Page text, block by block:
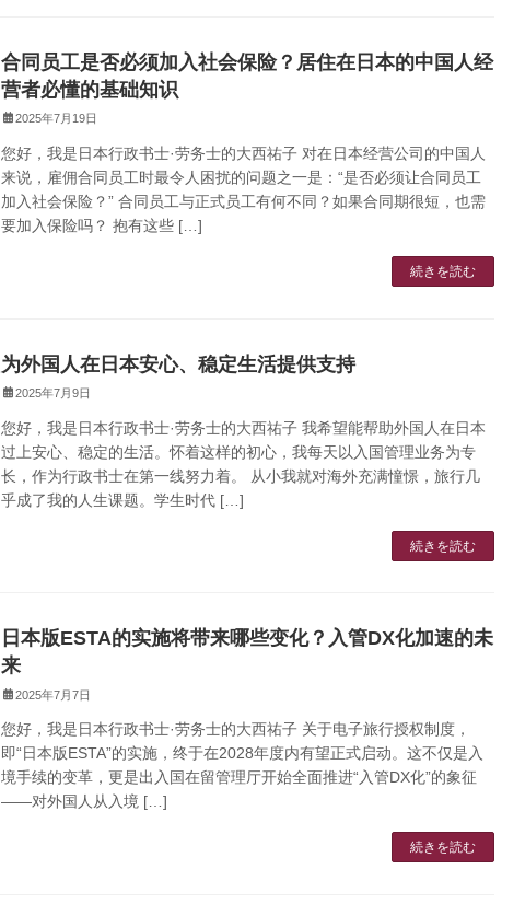
合同员工是否必须加入社会保险？居住在日本的中国人经
营者必懂的基础知识
2025年7月19日
您好，我是日本行政书士·劳务士的大西祐子 对在日本经营公司的中国人
来说，雇佣合同员工时最令人困扰的问题之一是：“是否必须让合同员工
加入社会保险？” 合同员工与正式员工有何不同？如果合同期很短，也需
要加入保险吗？ 抱有这些 […]
続きを読む
为外国人在日本安心、稳定生活提供支持
2025年7月9日
您好，我是日本行政书士·劳务士的大西祐子 我希望能帮助外国人在日本
过上安心、稳定的生活。怀着这样的初心，我每天以入国管理业务为专
长，作为行政书士在第一线努力着。 从小我就对海外充满憧憬，旅行几
乎成了我的人生课题。学生时代 […]
続きを読む
日本版ESTA的实施将带来哪些变化？入管DX化加速的未
来
2025年7月7日
您好，我是日本行政书士·劳务士的大西祐子 关于电子旅行授权制度，
即“日本版ESTA”的实施，终于在2028年度内有望正式启动。这不仅是入
境手续的变革，更是出入国在留管理厅开始全面推进“入管DX化”的象征
——对外国人从入境 […]
続きを読む